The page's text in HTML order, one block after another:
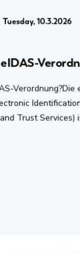
Tuesday, 10.3.2026
Verordnung?Die
Trust Services)